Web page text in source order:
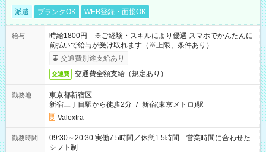
派遣 ブランクOK WEB登録・面接OK
給与
時給1800円 ※ご経験・スキルにより優遇 スマホでかんたんに
前払いで給与が受け取れます（※上限、条件あり）
交通費別途支給あり
交通費 交通費全額支給（規定あり）
勤務地
東京都新宿区
新宿三丁目駅から徒歩2分 / 新宿(東京メトロ)駅
Valextra
勤務時間
09:30～20:30 実働7.5時間／休憩1.5時間 営業時間に合わせた
シフト制